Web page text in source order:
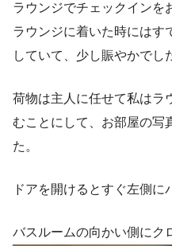
ラウンジでチェックインを
ラウンジに着いた時にはす
していて、少し賑やかでし
荷物は主人に任せて私はラ
むことにして、お部屋の写
た。
ドアを開けるとすぐ左側に
バスルームの向かい側にク